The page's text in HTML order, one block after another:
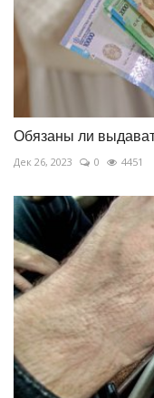
Обязаны ли
Дек 26, 2023 0 4451